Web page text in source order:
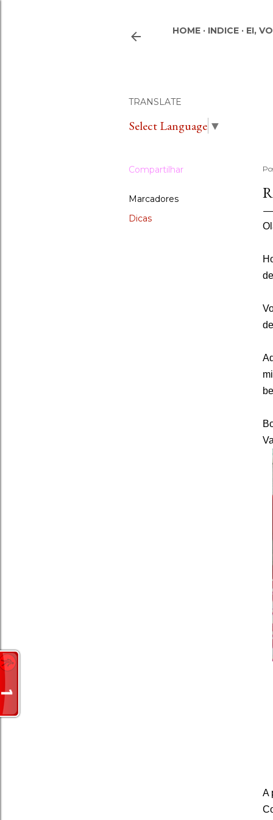
HOME INDICE EI,
TRANSLATE
Select Language ▼
Compartilhar
Marcadores
Dicas
A